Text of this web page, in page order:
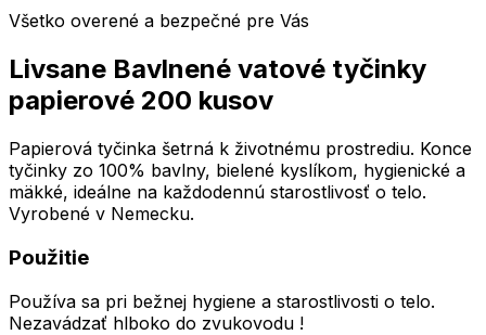
Všetko overené a bezpečné pre Vás
Livsane Bavlnené vatové tyčinky
papierové 200 kusov
Papierová tyčinka šetrná k životnému prostrediu. Konce
tyčinky zo 100% bavlny, bielené kyslíkom, hygienické a
mäkké, ideálne na každodennú starostlivosť o telo.
Vyrobené v Nemecku.
Použitie
Používa sa pri bežnej hygiene a starostlivosti o telo.
Nezavádzať hlboko do zvukovodu !